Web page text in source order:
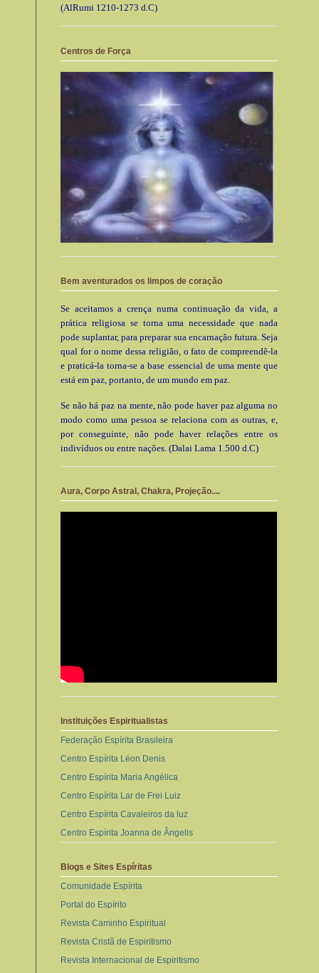
(AlRumi 1210-1273 d.C)
Centros de Força
Bem aventurados os limpos de coração
Se aceitamos a crença numa continuação da vida, a
prática religiosa se torna uma necessidade que nada
pode suplantar, para preparar sua encarnação futura. Seja
qual for o nome dessa religião, o fato de compreendê-la
e praticá-la torna-se a base essencial de uma mente que
está em paz, portanto, de um mundo em paz.
Se não há paz na mente, não pode haver paz alguma no
modo como uma pessoa se relaciona com as outras, e,
por conseguinte, não pode haver relações entre os
indivíduos ou entre nações. (Dalai Lama 1.500 d.C)
Aura, Corpo Astral, Chakra, Projeção....
Instituições Espiritualistas
Federação Espírita Brasileira
Centro Espírita Léon Denis
Centro Espírita Maria Angélica
Centro Espírita Lar de Frei Luiz
Centro Espírita Cavaleiros da luz
Centro Espírita Joanna de Ângelis
Blogs e Sites Espíritas
Comunidade Espírita
Portal do Espírito
Revista Caminho Espiritual
Revista Cristã de Espiritismo
Revista Internacional de Espiritismo